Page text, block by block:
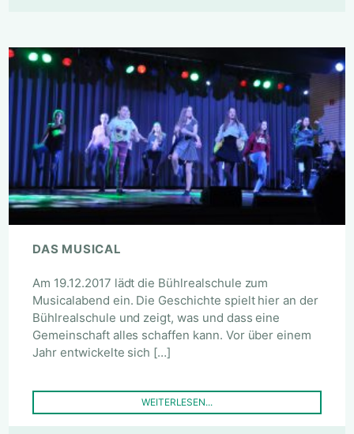
DAS MUSICAL
Am 19.12.2017 lädt die Bühlrealschule zum
Musicalabend ein. Die Geschichte spielt hier an der
Bühlrealschule und zeigt, was und dass eine
Gemeinschaft alles schaffen kann. Vor über einem
Jahr entwickelte sich […]
WEITERLESEN...